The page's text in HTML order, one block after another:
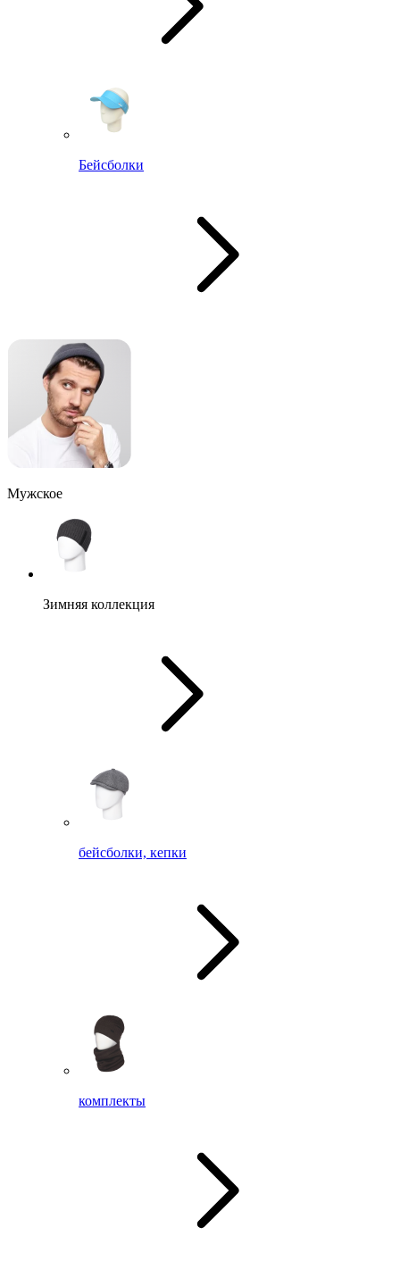
Бейсболки
Мужское
Зимняя коллекция
бейсболки, кепки
комплекты